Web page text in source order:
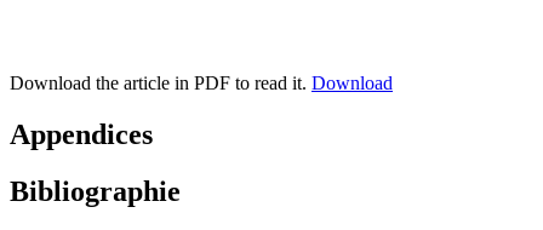
Download the article in PDF to read it. Download
Appendices
Bibliographie